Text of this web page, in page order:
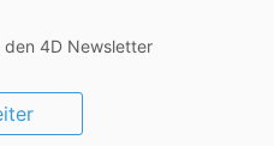
den 4D Newsletter